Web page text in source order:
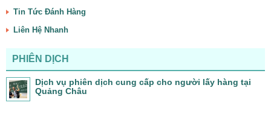
Tin Tức Đánh Hàng
Liên Hệ Nhanh
PHIÊN DỊCH
Dịch vụ phiên dịch cung cấp cho người lấy hàng tại
Quảng Châu